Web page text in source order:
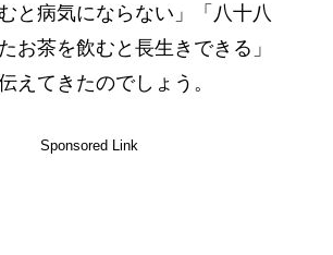
と病気にならない」「八十八
お茶を飲むと長生きできる」
えてきたのでしょう。
Sponsored Link